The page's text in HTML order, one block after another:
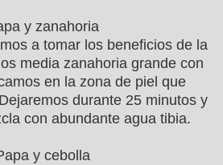
y zanahoria
a tomar los beneficios de la
media zanahoria grande con
en la zona de piel que
durante 25 minutos y
con abundante agua tibia.
y cebolla